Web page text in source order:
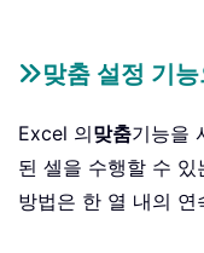
맞춤 설정 기
Excel 의맞춤기능을
된 셀을 수행할 수
방법은 한 열 내의 연